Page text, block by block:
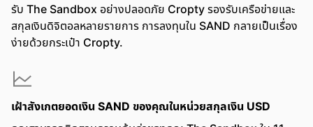
รับ The Sandbox อย่างปลอดภัย Cropty รองรับเครือข่ายและ
สกุลเงินดิจิตอลหลายรายการ การลงทุนใน SAND กลายเป็นเรื่อง
ง่ายด้วยกระเป๋า Cropty.
เฝ้าสังเกตยอดเงิน SAND ของคุณในหน่วยสกุลเงิน USD